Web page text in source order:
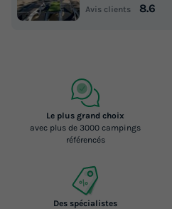
Avis clients 8.6
Le plus grand choix
avec plus de 3000 campings
référencés
Des spécialistes